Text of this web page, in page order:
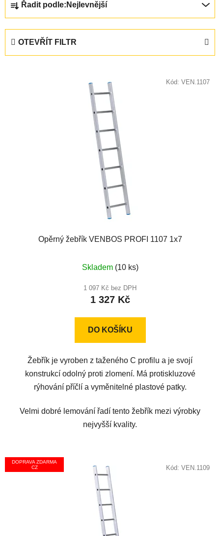
n
Řadit podle: Nejlevnější
OTEVŘÍT FILTR
Opěrný žebřík VENBOS PROFI 1107 1x7
Skladem (10 ks)
1 097 Kč bez DPH
1 327 Kč
DO KOŠÍKU
Žebřík je vyroben z taženého C profilu a je svojí
konstrukcí odolný proti zlomení. Má protiskluzové
rýhování příčlí a vyměnitelné plastové patky.
Velmi dobré lemování řadí tento žebřík mezi výrobky
nejvyšší kvality.
Kód: VEN.1107
DOPRAVA ZDARMA
CZ
Kód: VEN.1109